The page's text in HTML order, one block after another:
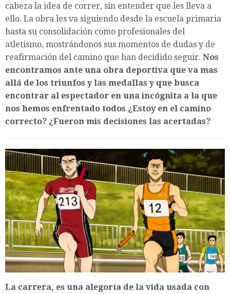
cabeza la idea de correr, sin entender que les lleva a
ello. La obra les va siguiendo desde la escuela primaria
hasta su consolidación como profesionales del
atletismo, mostrándonos sus momentos de dudas y de
reafirmación del camino que han decidido seguir. Nos
encontramos ante una obra deportiva que va mas
allá de los triunfos y las medallas y que busca
encontrar al espectador en una incógnita a la que
nos hemos enfrentado todos ¿Estoy en el camino
correcto? ¿Fueron mis decisiones las acertadas?
La carrera, es una alegoría de la vida usada con